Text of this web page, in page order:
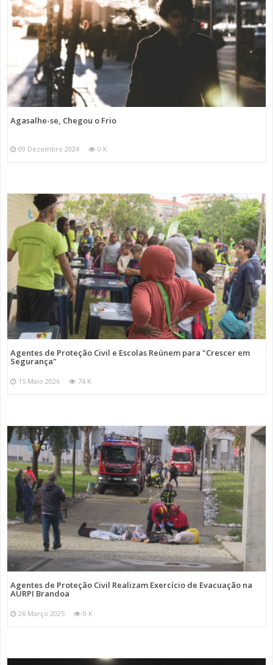
Agasalhe-se, Chegou o Frio
09 Dezembro 2024 0 K
Agentes de Proteção Civil e Escolas Reúnem para "Crescer em
Segurança"
15 Maio 2026 74 K
Agentes de Proteção Civil Realizam Exercício de Evacuação na
AURPI Brandoa
26 Março 2025 0 K